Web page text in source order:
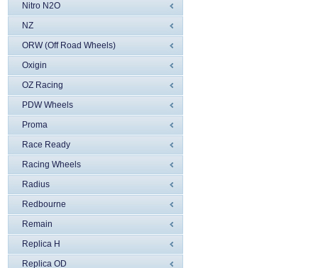
Nitro N2O
NZ
ORW (Off Road Wheels)
Oxigin
OZ Racing
PDW Wheels
Proma
Race Ready
Racing Wheels
Radius
Redbourne
Remain
Replica H
Replica OD